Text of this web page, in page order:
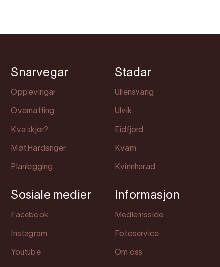
Snarvegar
Opplevingar
Overnatting
Kva skjer?
Møt Hardanger
Planlegging
Stadar
Ullensvang
Ulvik
Eidfjord
Kvam
Kvinnherad
Sosiale medier
Facebook
Instagram
Youtube
Informasjon
Medlemsside
Fotoservice
Om oss